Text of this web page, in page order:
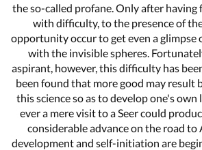
the so-called profane. Only after having
with difficulty, to the presence of
opportunity occur to get even a glimpse
with the invisible spheres.
aspirant, however, this difficulty has
been found that more good may result
this science so as to develop one's
ever a mere visit to a Seer could
considerable advance on the road to
development and self-initiation are